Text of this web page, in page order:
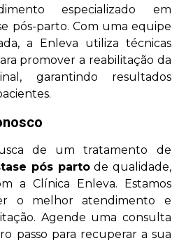
especializado em
pós-parto. Com uma equipe
a Enleva utiliza técnicas
promover a reabilitação da
garantindo resultados
de um tratamento de
pós partode qualidade,
a Clínica Enleva. Estamos
o melhor atendimento e
Agende uma consulta
passo para recuperar a sua